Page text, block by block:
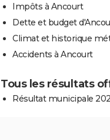
Impôts à Ancourt
Dette et budget
Climat et historique
Accidents à Ancourt
Tous les résultats
Résultat municipale